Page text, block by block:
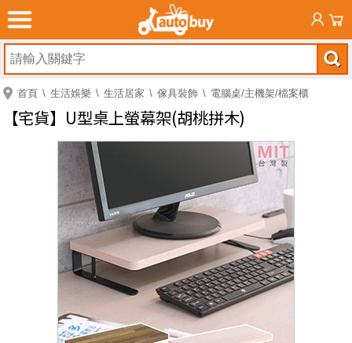
首頁 生活娛樂 生活居家 傢具裝飾 電腦桌/主機架/檔案櫃
【宅貨】U型桌上螢幕架(胡桃拼木)